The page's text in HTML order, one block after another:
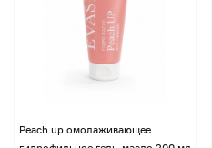
Peach up омолаживающее